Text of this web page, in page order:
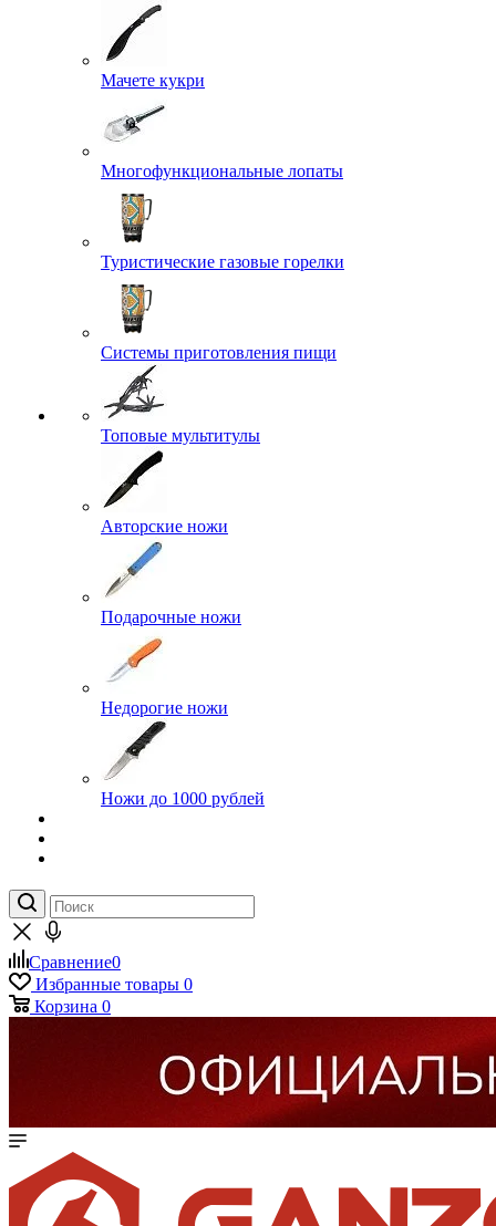
Мачете кукри
Многофункциональные лопаты
Туристические газовые горелки
Системы приготовления пищи
Топовые мультитулы
Авторские ножи
Подарочные ножи
Недорогие ножи
Ножи до 1000 рублей
Сравнение0
Избранные товары 0
Корзина 0